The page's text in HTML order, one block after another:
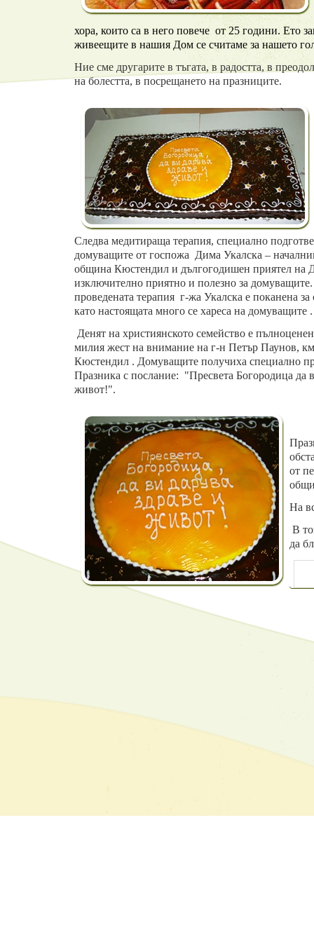
хора, които са в него повечеот 25 години. Ето
живеещите в нашия Дом се считаме за нашето
Ние сме другарите в тъгата, в радостта, в
на болестта, в посрещането на празниците.
Следва медитираща терапия, специално
домуващите от госпожа Дима Укалска –
община Кюстендил и дългогодишен приятел на
изключително приятно и полезно за
проведената терапия г-жа Укалска е поканена за
като настоящата много се хареса на домуващите .
Денят на християнското семейство е
милия жест на внимание на г-н Петър Паунов,
Кюстендил . Домуващите получиха специално
Празника с послание: "Пресвета Богородица да
живот!".
от
На
В
да